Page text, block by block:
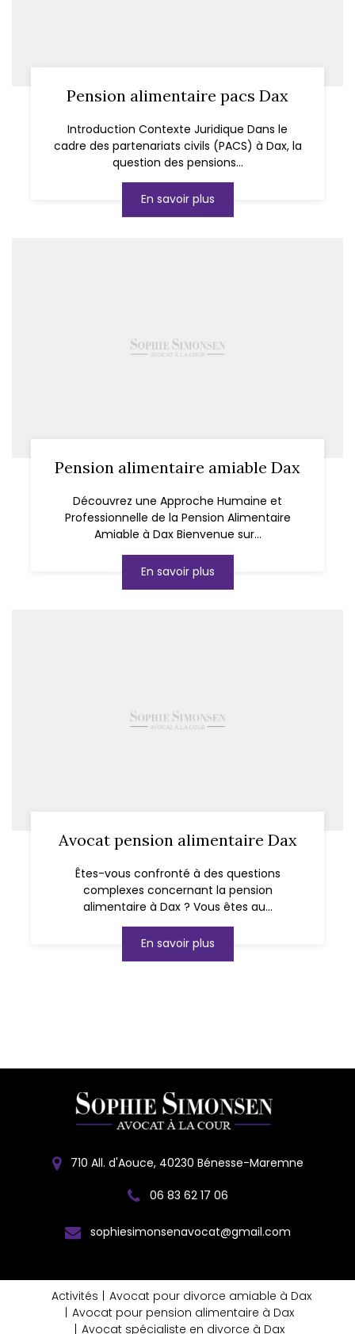
Pension alimentaire pacs Dax
Introduction Contexte Juridique Dans le
cadre des partenariats civils (PACS) à Dax, la
question des pensions...
En savoir plus
Pension alimentaire amiable Dax
Découvrez une Approche Humaine et
Professionnelle de la Pension Alimentaire
Amiable à Dax Bienvenue sur...
En savoir plus
Avocat pension alimentaire Dax
Êtes-vous confronté à des questions
complexes concernant la pension
alimentaire à Dax ? Vous êtes au...
En savoir plus
710 All. d'Aouce, 40230 Bénesse-Maremne
06 83 62 17 06
sophiesimonsenavocat@gmail.com
Activités
Avocat pour divorce amiable à Dax
Avocat pour pension alimentaire à Dax
Avocat spécialiste en divorce à Dax